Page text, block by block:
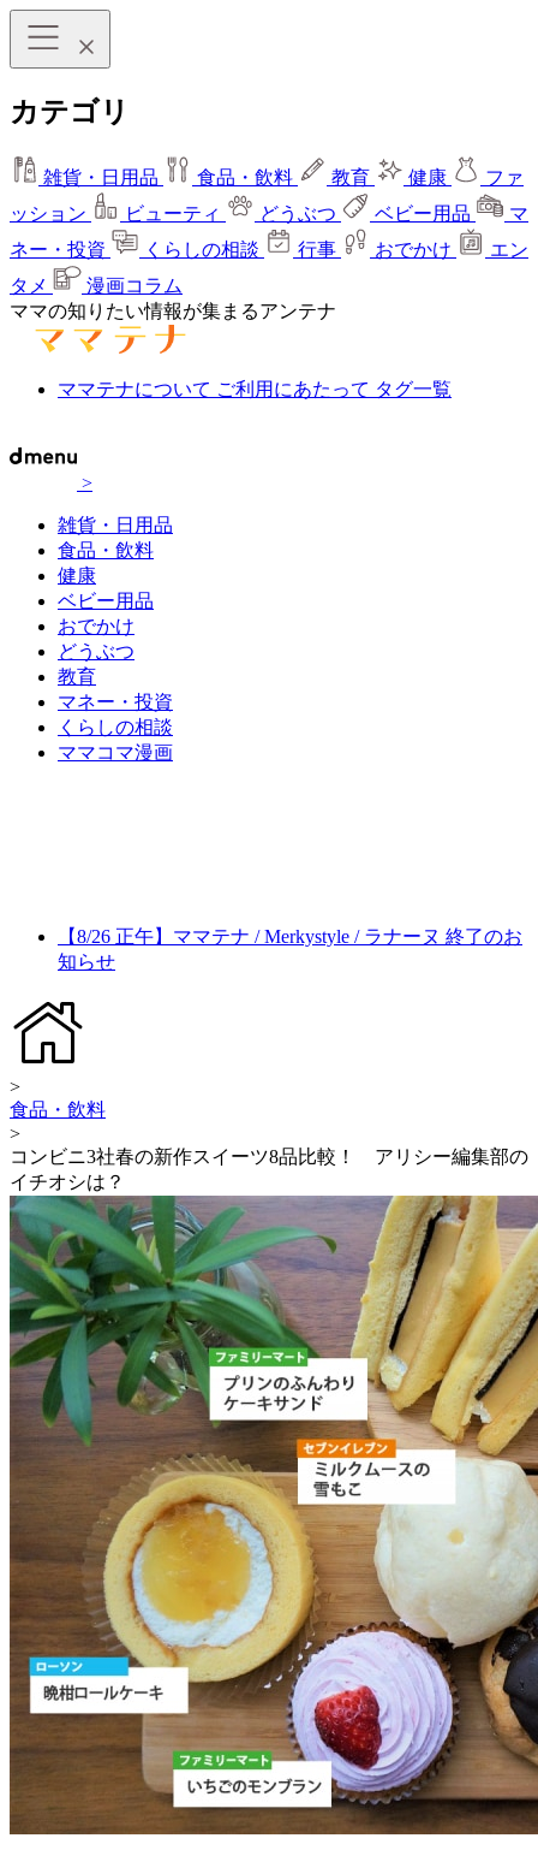
カテゴリ
雑貨・日用品 食品・飲料 教育 健康
ファ
ッション
ビューティ どうぶつ ベビー用品
マ
ネー・投資
くらしの相談 行事 おでかけ
エン
タメ
漫画コラム
ママの知りたい情報が集まるアンテナ
ママテナについて ご利用にあたって タグ一覧
>
雑貨・日用品
食品・飲料
健康
ベビー用品
おでかけ
どうぶつ
教育
マネー・投資
くらしの相談
ママコマ漫画
【8/26 正午】ママテナ / Merkystyle / ラナーヌ 終了のお
知らせ
>
食品・飲料
>
コンビニ3社春の新作スイーツ8品比較！ アリシー編集部の
イチオシは？